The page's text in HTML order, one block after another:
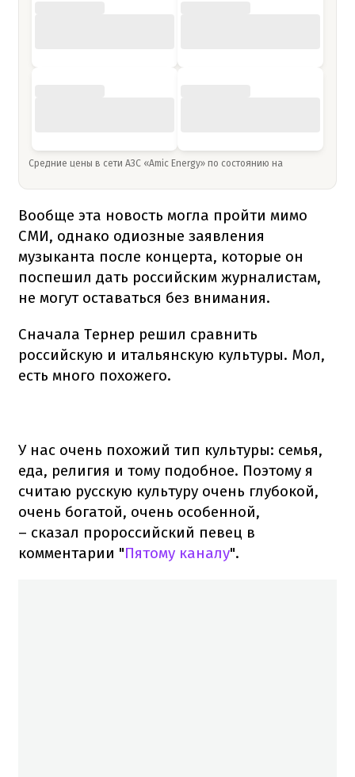
Средние цены в сети АЗС «Amic Energy» по состоянию на
Вообще эта новость могла пройти мимо
СМИ, однако одиозные заявления
музыканта после концерта, которые он
поспешил дать российским журналистам,
не могут оставаться без внимания.
Сначала Тернер решил сравнить
российскую и итальянскую культуры. Мол,
есть много похожего.
У нас очень похожий тип культуры: семья,
еда, религия и тому подобное. Поэтому я
считаю русскую культуру очень глубокой,
очень богатой, очень особенной,
– сказал пророссийский певец в
комментарии "Пятому каналу".